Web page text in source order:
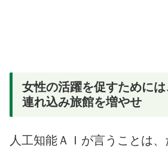
女性の活躍を促すために
連れ込み旅館を増やせ
人工知能ＡＩが言うことは